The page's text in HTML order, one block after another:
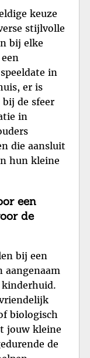
keuze
stijlvolle
bij elke
in
er is
de sfeer
in
die aansluit
hun kleine
een
de
bij een
aangenaam
kinderhuid.
biologisch
jouw kleine
de